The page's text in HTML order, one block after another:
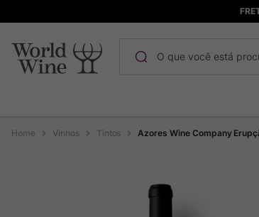
Vinhos Tintos Azores Wine Company
1º Maçanita